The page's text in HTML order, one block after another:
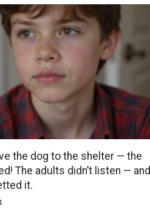
the dog to the shelter — the
The adults didn’t listen — and
it.